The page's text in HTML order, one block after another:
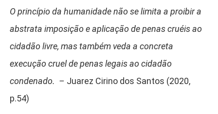
O princípio da humanidade não se limita a proibir a
abstrata imposição e aplicação de penas cruéis ao
cidadão livre, mas também veda a concreta
execução cruel de penas legais ao cidadão
condenado. – Juarez Cirino dos Santos (2020,
p.54)